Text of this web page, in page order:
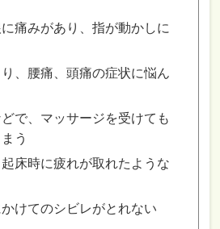
痛みがあり、指が動かしに
、腰痛、頭痛の症状に悩ん
で、マッサージを受けても
う
床時に疲れが取れたような
けてのシビレがとれない